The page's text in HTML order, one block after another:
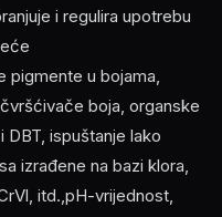
i regulira upotrebu
pigmente u bojama,
boja, organske
ispuštanje lako
izrađene na bazi klora,
itd.,pH-vrijednost,